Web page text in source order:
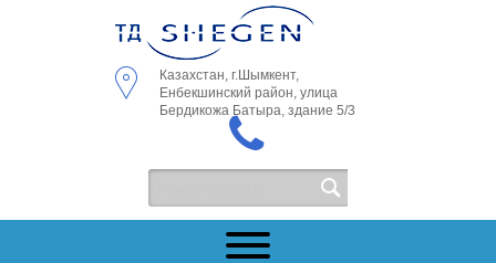
Казахстан, г.Шымкент,
Енбекшинский район, улица
Бердикожа Батыра, здание 5/3